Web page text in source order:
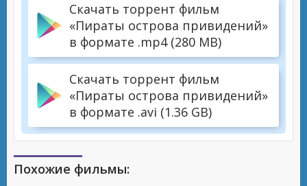
Скачать торрент фильм
«Пираты острова привидений»
в формате .mp4 (280 MB)
Скачать торрент фильм
«Пираты острова привидений»
в формате .avi (1.36 GB)
Похожие фильмы: